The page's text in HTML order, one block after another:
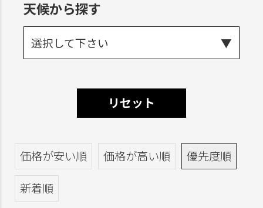
天候から探す
選択して下さい
リセット
価格が安い順 価格が高い順 優先度順
新着順